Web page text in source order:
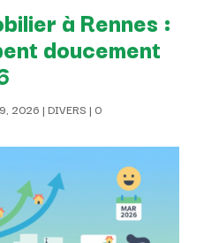
à Rennes :
doucement
2026 | DIVERS | 0